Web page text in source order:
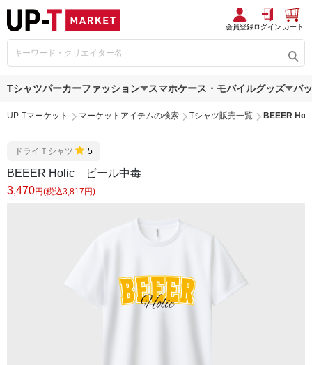
会員登録ログイン カート
Tシャツパーカーファッション スマホケース・モバイルグッズ バ
UP-Tマーケット マーケットアイテムの検索 Tシャツ販売一覧 BEEER
ドライＴシャツ 5
BEEER Holic ビール中毒
3,470円(税込3,817円)